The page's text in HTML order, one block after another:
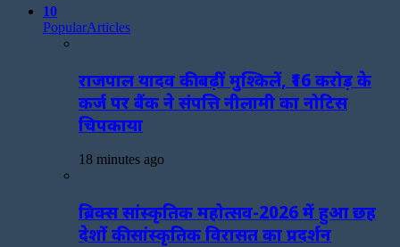
10
PopularArticles
राजपाल यादव की बढ़ीं मुश्किलें, ₹16 करोड़ के
कर्ज पर बैंक ने संपत्ति नीलामी का नोटिस
चिपकाया
18 minutes ago
ब्रिक्स सांस्कृतिक महोत्सव-2026 में हुआ छह
देशों की सांस्कृतिक विरासत का प्रदर्शन